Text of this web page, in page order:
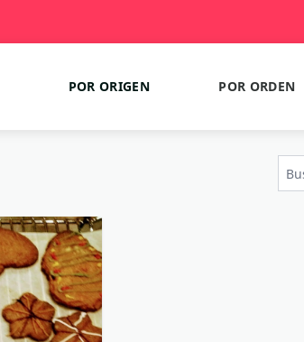
POR ORIGEN POR ORDEN